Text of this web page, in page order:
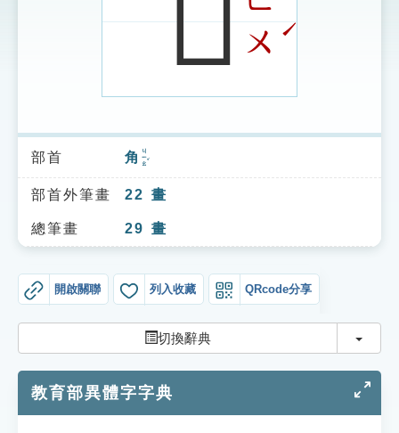
索引選單
知識索引
單字索引
遊戲專區
教學應用
貓頭鷹博士
ㄨˊ
部首 角 ㄐㄧㄠˇ
部首外筆畫 22 畫
總筆畫 29 畫
開啟關聯 列入收藏 QRcode分享
切換辭典 切換
教育部異體字字典